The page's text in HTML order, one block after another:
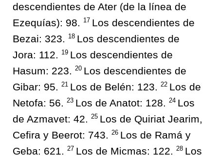
descendientes de Ater (de la línea de
Ezequías): 98.
17 Los descendientes de
Bezai: 323.
18 Los descendientes de
Jora: 112.
19 Los descendientes de
Hasum: 223. 20 Los descendientes de
Gibar: 95. 21 Los de Belén: 123. 22 Los de
Netofa: 56. 23 Los de Anatot: 128. 24 Los
de Azmavet: 42. 25 Los de Quiriat Jearim,
Cefira y Beerot: 743. 26 Los de Ramá y
Geba: 621. 27 Los de Micmas: 122. 28 Los